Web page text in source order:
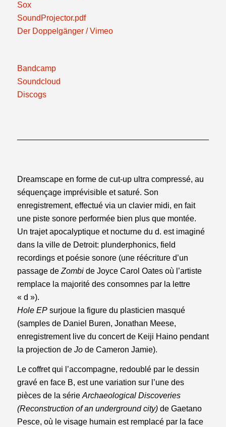
Sox
SoundProjector.pdf
Der Doppelgänger / Vimeo
Bandcamp
Soundcloud
Discogs
Dreamscape en forme de cut-up ultra compressé, au
séquençage imprévisible et saturé. Son
enregistrement, effectué via un clavier midi, en fait
une piste sonore performée bien plus que montée.
Un trajet apocalyptique et nocturne du d. est imaginé
dans la ville de Detroit: plunderphonics, field
recordings et poésie sonore (une réécriture d’un
passage de Zombide Joyce Carol Oates où l’artiste
remplace la majorité des consomnes par la lettre
« d »).
Hole EPsurjoue la figure du plasticien masqué
(samples de Daniel Buren, Jonathan Meese,
enregistrement live du concert de Keiji Haino pendant
la projection de Jode Cameron Jamie).
Le coffret qui l’accompagne, redoublé par le dessin
gravé en face B, est une variation sur l’une des
pièces de la série Archaeological Discoveries
(Reconstruction of an underground city)de Gaetano
Pesce, où le visage humain est remplacé par la face